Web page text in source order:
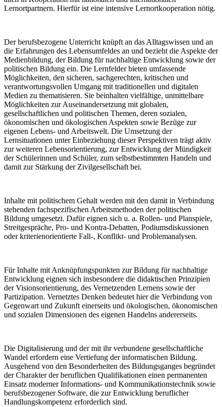
Lernortpartnern. Hierfür ist eine intensive Lernortkooperation nötig.
Der berufsbezogene Unterricht knüpft an das Alltagswissen und an
die Erfahrungen des Lebensumfeldes an und bezieht die Aspekte der
Medienbildung, der Bildung für nachhaltige Entwicklung sowie der
politischen Bildung ein. Die Lernfelder bieten umfassende
Möglichkeiten, den sicheren, sachgerechten, kritischen und
verantwortungsvollen Umgang mit traditionellen und digitalen
Medien zu thematisieren. Sie beinhalten vielfältige, unmittelbare
Möglichkeiten zur Auseinandersetzung mit globalen,
gesellschaftlichen und politischen Themen, deren sozialen,
ökonomischen und ökologischen Aspekten sowie Bezüge zur
eigenen Lebens- und Arbeitswelt. Die Umsetzung der
Lernsituationen unter Einbeziehung dieser Perspektiven trägt aktiv
zur weiteren Lebensorientierung, zur Entwicklung der Mündigkeit
der Schülerinnen und Schüler, zum selbstbestimmten Handeln und
damit zur Stärkung der Zivilgesellschaft bei.
Inhalte mit politischem Gehalt werden mit den damit in Verbindung
stehenden fachspezifischen Arbeitsmethoden der politischen
Bildung umgesetzt. Dafür eignen sich u. a. Rollen- und Planspiele,
Streitgespräche, Pro- und Kontra-Debatten, Podiumsdiskussionen
oder kriterienorientierte Fall-, Konflikt- und Problemanalysen.
Für Inhalte mit Anknüpfungspunkten zur Bildung für nachhaltige
Entwicklung eignen sich insbesondere die didaktischen Prinzipien
der Visionsorientierung, des Vernetzenden Lernens sowie der
Partizipation. Vernetztes Denken bedeutet hier die Verbindung von
Gegenwart und Zukunft einerseits und ökologischen, ökonomischen
und sozialen Dimensionen des eigenen Handelns andererseits.
Die Digitalisierung und der mit ihr verbundene gesellschaftliche
Wandel erfordern eine Vertiefung der informatischen Bildung.
Ausgehend von den Besonderheiten des Bildungsganges begründet
der Charakter der beruflichen Qualifikationen einen permanenten
Einsatz moderner Informations- und Kommunikationstechnik sowie
berufsbezogener Software, die zur Entwicklung beruflicher
Handlungskompetenz erforderlich sind.